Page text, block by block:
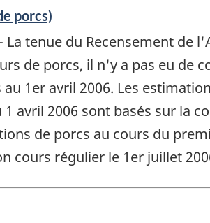
porcs)
La tenue du Recensement
de porcs, il n'y a pas eu de
1er avril 2006. Les
1 avril 2006 sont basés sur la
de porcs au cours du
cours régulier le 1er juillet